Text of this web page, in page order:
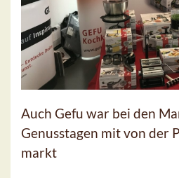
Auch Gefu war bei den
Genusstagen mit von der
markt